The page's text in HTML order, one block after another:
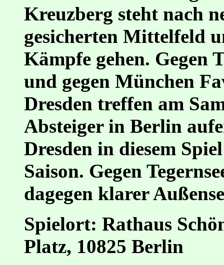
Kreuzberg steht nach
gesicherten Mittelfeld
Kämpfe gehen. Gegen
und gegen München
Dresden treffen am
Absteiger in Berlin
Dresden in diesem
Saison. Gegen
dagegen klarer
Spielort: Rathaus
Platz, 10825 Berlin